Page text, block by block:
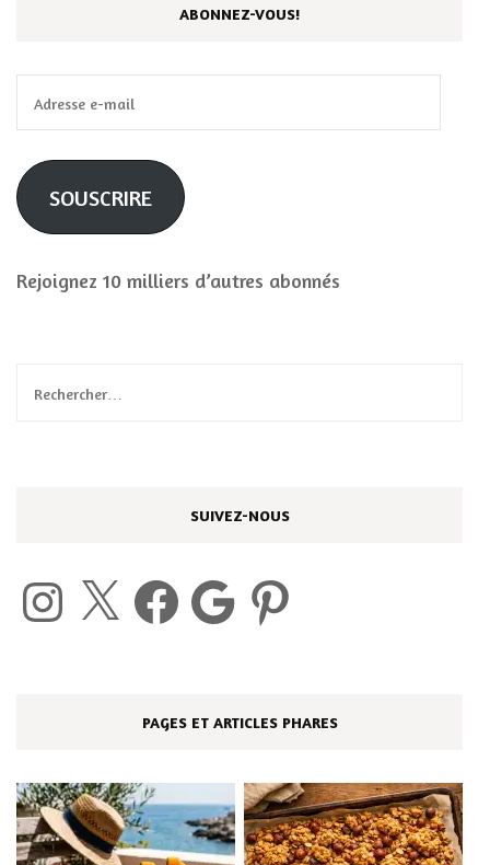
ABONNEZ-VOUS!
e-
mail
SOUSCRIRE
Rejoignez 10 milliers d’autres abonnés
Rechercher :
SUIVEZ-NOUS
Instagram Facebook Google Pinterest
PAGES ET ARTICLES PHARES